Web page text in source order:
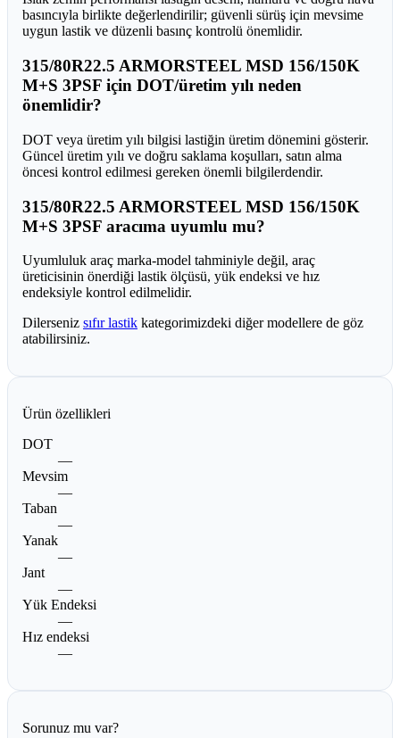
basıncıyla birlikte değerlendirilir; güvenli sürüş için mevsime
uygun lastik ve düzenli basınç kontrolü önemlidir.
315/80R22.5 ARMORSTEEL MSD 156/150K
M+S 3PSF için DOT/üretim yılı neden
önemlidir?
DOT veya üretim yılı bilgisi lastiğin üretim dönemini gösterir.
Güncel üretim yılı ve doğru saklama koşulları, satın alma
öncesi kontrol edilmesi gereken önemli bilgilerdendir.
315/80R22.5 ARMORSTEEL MSD 156/150K
M+S 3PSF aracıma uyumlu mu?
Uyumluluk araç marka-model tahminiyle değil, araç
üreticisinin önerdiği lastik ölçüsü, yük endeksi ve hız
endeksiyle kontrol edilmelidir.
Dilerseniz sıfır lastik kategorimizdeki diğer modellere de göz
atabilirsiniz.
Ürün özellikleri
DOT
—
Mevsim
—
Taban
—
Yanak
—
Jant
—
Yük Endeksi
—
Hız endeksi
—
Sorunuz mu var?